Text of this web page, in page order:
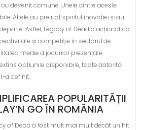
devenit comune. Unele dintre aceste
Altele au preluat spiritul inovației și au
Astfel, Legacy of Dead a acționat ca
și competiție în sectorul de
medie a jocurilor prezentate
opțiunile disponibile, toate datorită
a definit.
POPULARITĂȚII
GO ÎN ROMÂNIA
of Dead a fost mult mai mult decât un hit